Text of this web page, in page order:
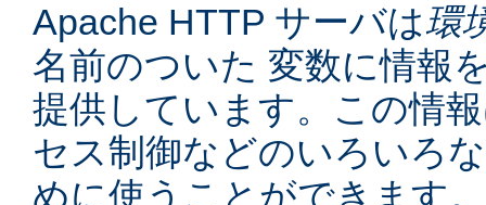
Apache HTTP サーバは環
名前のついた 変数に情報
提供しています。この情
セス制御などのいろいろ
めに使うことができます